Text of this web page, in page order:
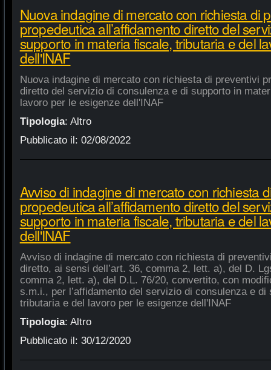
Nuova indagine di mercato con richiesta di
propedeutica all’affidamento diretto del
supporto in materia fiscale, tributaria e del
dell'INAF
Nuova indagine di mercato con richiesta di preventivi
diretto del servizio di consulenza e di supporto in
lavoro per le esigenze dell'INAF
Tipologia: Altro
Pubblicato il: 02/08/2022
Avviso di indagine di mercato con richiesta
propedeutica all’affidamento diretto del
supporto in materia fiscale, tributaria e del
dell'INAF
Avviso di indagine di mercato con richiesta di
diretto, ai sensi dell’art. 36, comma 2, lett. a), del D.
comma 2, lett. a), del D.L. 76/20, convertito, con
s.m.i., per l’affidamento del servizio di consulenza e
tributaria e del lavoro per le esigenze dell'INAF
Tipologia: Altro
Pubblicato il: 30/12/2020